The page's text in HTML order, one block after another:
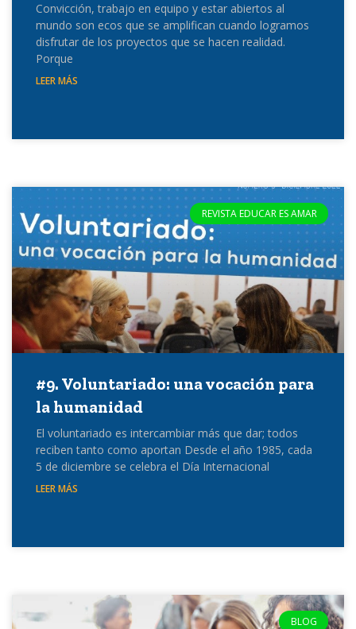
Convicción, trabajo en equipo y estar abiertos al
mundo son ecos que se amplifican cuando logramos
disfrutar de los proyectos que se hacen realidad.
Porque
LEER MÁS
REVISTA EDUCAR ES AMAR
#9. Voluntariado: una vocación para
la humanidad
El voluntariado es intercambiar más que dar; todos
reciben tanto como aportan Desde el año 1985, cada
5 de diciembre se celebra el Día Internacional
LEER MÁS
BLOG